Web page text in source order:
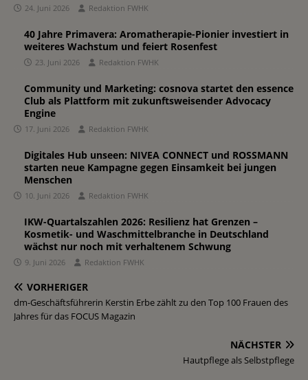
24. Juni 2026 Redaktion FWHK
40 Jahre Primavera: Aromatherapie-Pionier investiert in
weiteres Wachstum und feiert Rosenfest
23. Juni 2026 Redaktion FWHK
Community und Marketing: cosnova startet den essence
Club als Plattform mit zukunftsweisender Advocacy
Engine
17. Juni 2026 Redaktion FWHK
Digitales Hub unseen: NIVEA CONNECT und ROSSMANN
starten neue Kampagne gegen Einsamkeit bei jungen
Menschen
10. Juni 2026 Redaktion FWHK
IKW-Quartalszahlen 2026: Resilienz hat Grenzen –
Kosmetik- und Waschmittelbranche in Deutschland
wächst nur noch mit verhaltenem Schwung
9. Juni 2026 Redaktion FWHK
VORHERIGER
dm-Geschäftsführerin Kerstin Erbe zählt zu den Top 100 Frauen des
Jahres für das FOCUS Magazin
NÄCHSTER
Hautpflege als Selbstpflege